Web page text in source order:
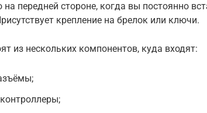
передней стороне, когда вы постоянно
крепление на брелок или ключи.
из нескольких компонентов, куда входят: